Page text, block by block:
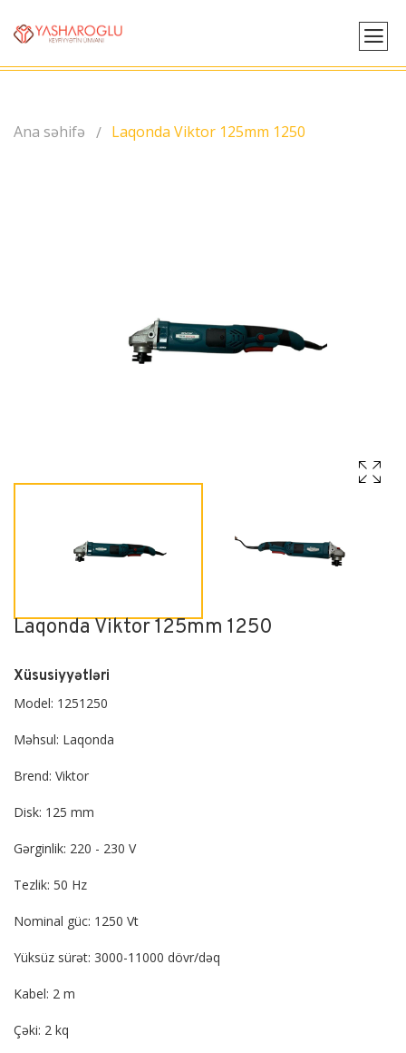
Ana səhifə Laqonda Viktor 125mm 1250
Laqonda Viktor 125mm 1250
Xüsusiyyətləri
Model: 1251250
Məhsul: Laqonda
Brend: Viktor
Disk: 125 mm
Gərginlik: 220 - 230 V
Tezlik: 50 Hz
Nominal güc: 1250 Vt
Yüksüz sürət: 3000-11000 dövr/dəq
Kabel: 2 m
Çəki: 2 kq